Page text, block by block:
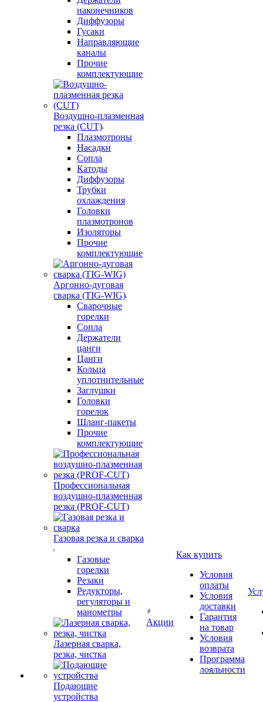
наконечников
Диффузоры
Гусаки
Направляющие
каналы
Прочие
комплектующие
Воздушно-плазменная
резка (CUT)
Плазмотроны
Насадки
Сопла
Катоды
Диффузоры
Трубки
охлаждения
Головки
плазмотронов
Изоляторы
Прочие
комплектующие
Аргонно-дуговая
сварка (TIG-WIG)
Сварочные
горелки
Сопла
Держатели
цанги
Цанги
Кольца
уплотнительные
Заглушки
Головки
горелок
Шланг-пакеты
Прочие
комплектующие
Профессиональная
воздушно-плазменная
резка (PROF-CUT)
Газовая резка и сварка
Газовые
горелки
Резаки
Редукторы,
регуляторы и
манометры
Лазерная сварка,
резка, чистка
Подающие
устройства
Акции
Как купить
Условия
оплаты
Условия
доставки
Гарантия
на товар
Условия
возврата
Программа
лояльности